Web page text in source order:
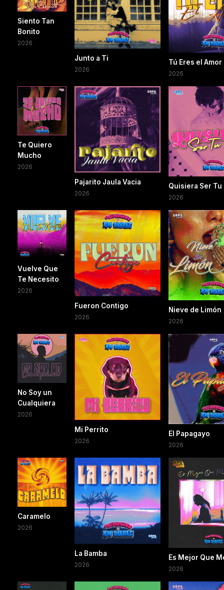
Siento Tan
Bonito
2026
Junto a Ti
2026
Tú Eres el Amor
2026
Te Quiero
Mucho
2026
Pajarito Jaula Vacia
2026
Quisiera Ser Tu
2026
Vuelve Que
Te Necesito
2026
Fueron Contigo
2026
Nieve de Limón
2026
No Soy un
Cualquiera
2026
Mi Perrito
2026
El Papagayo
2026
Caramelo
2026
La Bamba
2026
Es Mejor Que
2026